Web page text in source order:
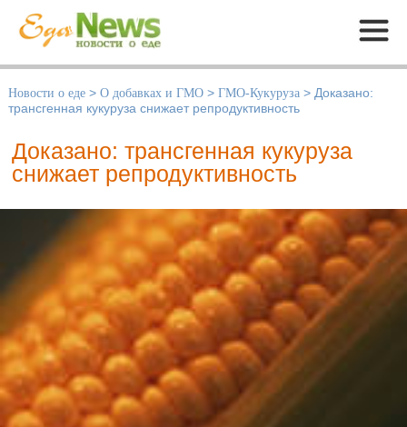
Меню
Новости о еде > О добавках и ГМО > ГМО-Кукуруза > Доказано:
трансгенная кукуруза снижает репродуктивность
Доказано: трансгенная кукуруза
снижает репродуктивность